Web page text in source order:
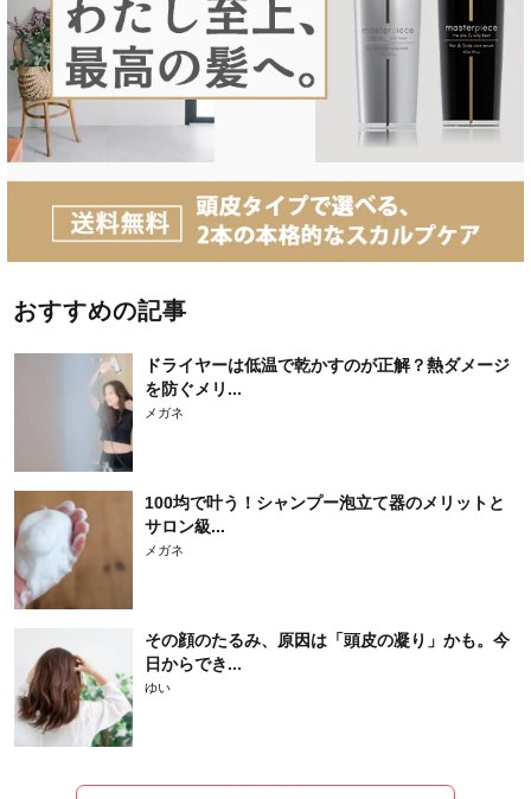
おすすめの記事
ドライヤーは低温で乾かすのが正解？熱ダメージ
を防ぐメリ...
メガネ
100均で叶う！シャンプー泡立て器のメリットと
サロン級...
メガネ
その顔のたるみ、原因は「頭皮の凝り」かも。今
日からでき...
ゆい